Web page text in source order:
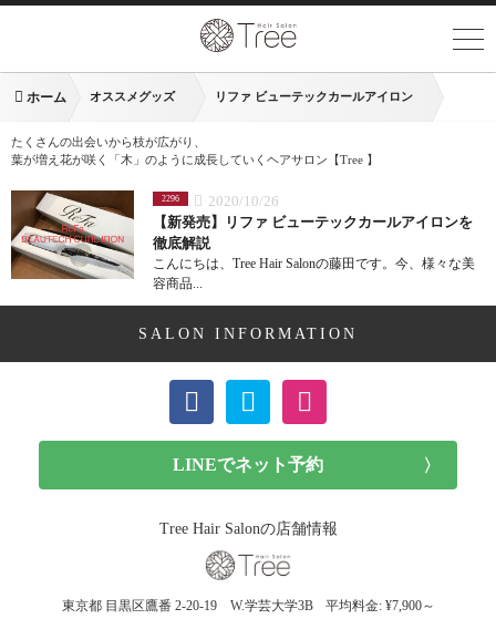
ホーム オススメグッズ リファ ビューテックカールアイロン
たくさんの出会いから枝が広がり、
葉が増え花が咲く「木」のように成長していくヘアサロン【Tree 】
2296
2020/10/26
【新発売】リファ ビューテックカールアイロンを
徹底解説
こんにちは、Tree Hair Salonの藤田です。今、様々な美
容商品...
SALON INFORMATION
Tree Hair Salonの店舗情報
東京都 目黒区鷹番 2-20-19 W.学芸大学3B 平均料金: ¥7,900～